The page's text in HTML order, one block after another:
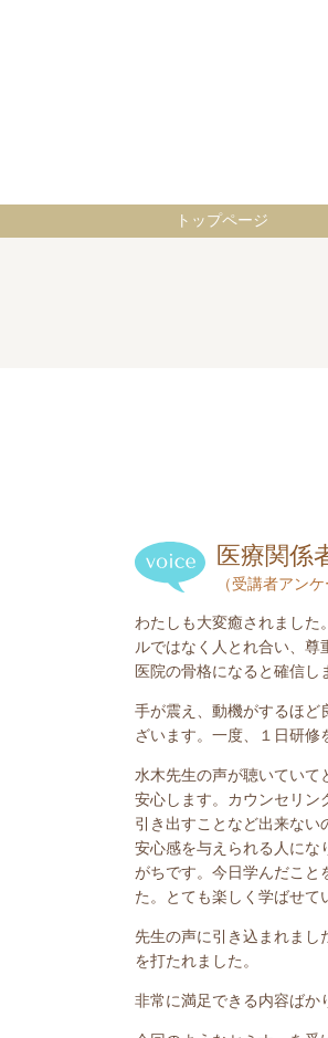
トップページ
医療関係
（受講者アン
わたしも大変癒されました
ルではなく人とれ合い、
医院の骨格になると確信し
手が震え、動機がするほど
ざいます。一度、１日研修
水木先生の声が聴いていて
安心します。カウンセリン
引き出すことなど出来ない
安心感を与えられる人にな
がちです。今日学んだこと
た。とても楽しく学ばせて
先生の声に引き込まれまし
を打たれました。
非常に満足できる内容ばか